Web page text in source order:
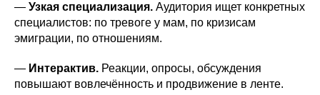
— Узкая специализация. Аудитория ищет конкретных
специалистов: по тревоге у мам, по кризисам
эмиграции, по отношениям.
— Интерактив. Реакции, опросы, обсуждения
повышают вовлечённость и продвижение в ленте.